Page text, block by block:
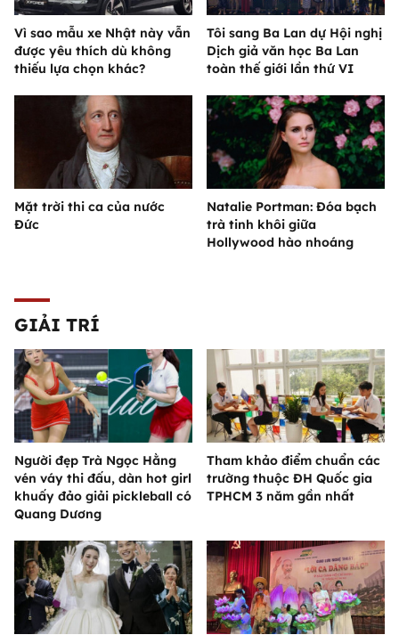
Vì sao mẫu xe Nhật này vẫn
được yêu thích dù không
thiếu lựa chọn khác?
Tôi sang Ba Lan dự Hội nghị
Dịch giả văn học Ba Lan
toàn thế giới lần thứ VI
Mặt trời thi ca của nước
Đức
Natalie Portman: Đóa bạch
trà tinh khôi giữa
Hollywood hào nhoáng
GIẢI TRÍ
Người đẹp Trà Ngọc Hằng
vén váy thi đấu, dàn hot girl
khuấy đảo giải pickleball có
Quang Dương
Tham khảo điểm chuẩn các
trường thuộc ĐH Quốc gia
TPHCM 3 năm gần nhất